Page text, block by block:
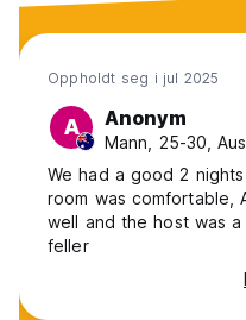
Oppholdt seg i jul 2025
A Anonym
Mann, 25-30,
We had a good 2
room was comfortable,
well and the host was
feller